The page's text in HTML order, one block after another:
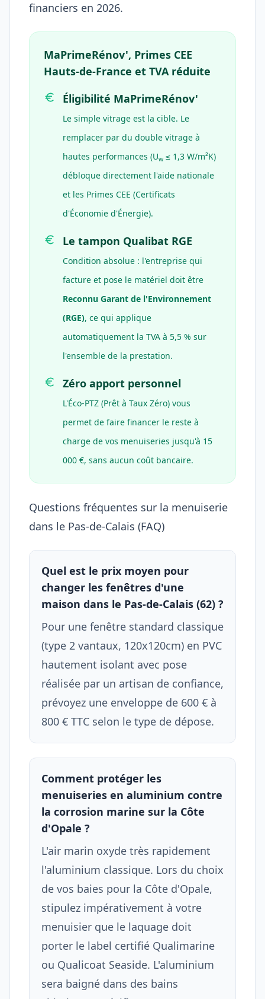
financiers en 2026.
MaPrimeRénov', Primes CEE
Hauts-de-France et TVA réduite
Éligibilité MaPrimeRénov'
Le simple vitrage est la cible. Le
remplacer par du double vitrage à
hautes performances (Uw ≤ 1,3 W/m²K)
débloque directement l'aide nationale
et les Primes CEE (Certificats
d'Économie d'Énergie).
Le tampon Qualibat RGE
Condition absolue : l'entreprise qui
facture et pose le matériel doit être
Reconnu Garant de l'Environnement
(RGE), ce qui applique
automatiquement la TVA à 5,5 % sur
l'ensemble de la prestation.
Zéro apport personnel
L'Éco-PTZ (Prêt à Taux Zéro) vous
permet de faire financer le reste à
charge de vos menuiseries jusqu'à 15
000 €, sans aucun coût bancaire.
Questions fréquentes sur la menuiserie
dans le Pas-de-Calais (FAQ)
Quel est le prix moyen pour
changer les fenêtres d'une
maison dans le Pas-de-Calais (62) ?
Pour une fenêtre standard classique
(type 2 vantaux, 120x120cm) en PVC
hautement isolant avec pose
réalisée par un artisan de confiance,
prévoyez une enveloppe de 600 € à
800 € TTC selon le type de dépose.
Comment protéger les
menuiseries en aluminium contre
la corrosion marine sur la Côte
d'Opale ?
L'air marin oxyde très rapidement
l'aluminium classique. Lors du choix
de vos baies pour la Côte d'Opale,
stipulez impérativement à votre
menuisier que le laquage doit
porter le label certifié Qualimarine
ou Qualicoat Seaside. L'aluminium
sera baigné dans des bains